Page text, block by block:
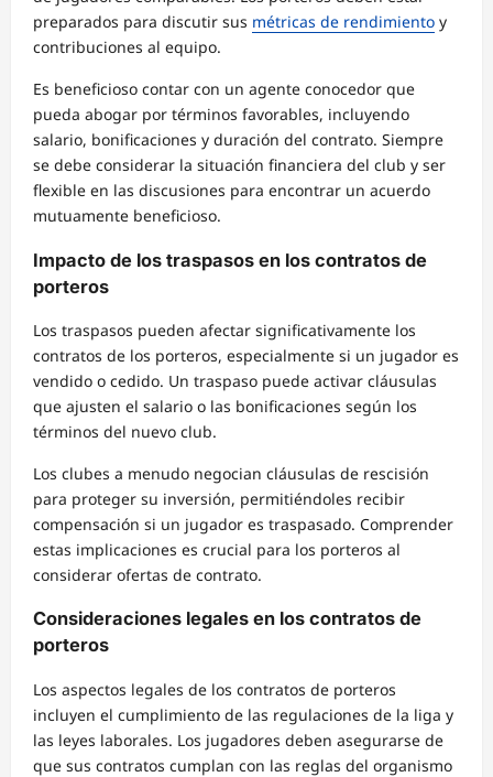
preparados para discutir sus métricas de rendimiento y
contribuciones al equipo.
Es beneficioso contar con un agente conocedor que
pueda abogar por términos favorables, incluyendo
salario, bonificaciones y duración del contrato. Siempre
se debe considerar la situación financiera del club y ser
flexible en las discusiones para encontrar un acuerdo
mutuamente beneficioso.
Impacto de los traspasos en los contratos de
porteros
Los traspasos pueden afectar significativamente los
contratos de los porteros, especialmente si un jugador es
vendido o cedido. Un traspaso puede activar cláusulas
que ajusten el salario o las bonificaciones según los
términos del nuevo club.
Los clubes a menudo negocian cláusulas de rescisión
para proteger su inversión, permitiéndoles recibir
compensación si un jugador es traspasado. Comprender
estas implicaciones es crucial para los porteros al
considerar ofertas de contrato.
Consideraciones legales en los contratos de
porteros
Los aspectos legales de los contratos de porteros
incluyen el cumplimiento de las regulaciones de la liga y
las leyes laborales. Los jugadores deben asegurarse de
que sus contratos cumplan con las reglas del organismo